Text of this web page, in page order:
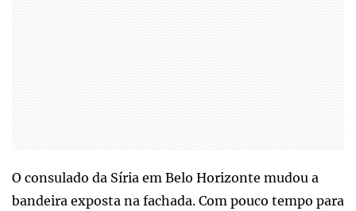
O consulado da Síria em Belo Horizonte mudou a
bandeira exposta na fachada. Com pouco tempo para